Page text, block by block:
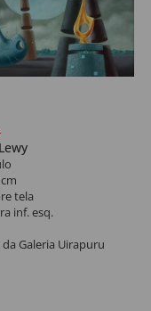
tela
inf. esq.
Galeria Uirapuru